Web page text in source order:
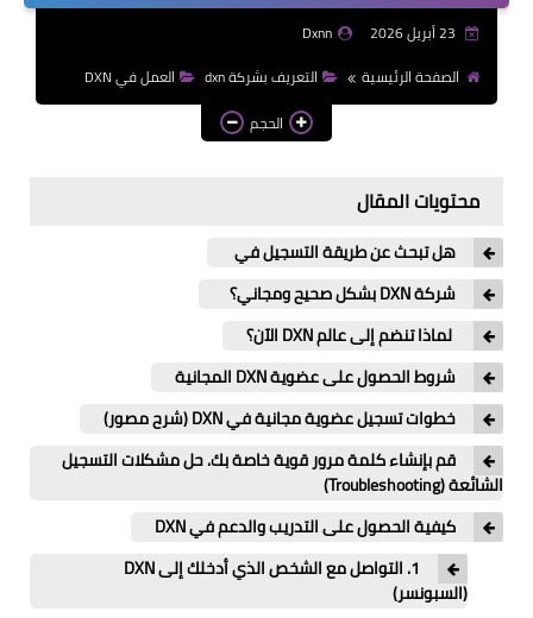
Dxnn
الصفحة الرئيسية
التعريف بشركة dxn
العمل في DXN
الحجم
محتويات المقال
هل تبحث عن طريقة التسجيل في
شركة DXN بشكل صحيح ومجاني؟
لماذا تنضم إلى عالم DXN الآن؟
شروط الحصول على عضوية DXN المجانية
خطوات تسجيل عضوية مجانية في DXN (شرح مصور)
قم بإنشاء كلمة مرور قوية خاصة بك. حل مشكلات التسجيل
الشائعة (Troubleshooting)
كيفية الحصول على التدريب والدعم في DXN
1. التواصل مع الشخص الذي أدخلك إلى DXN
(السبونسر)